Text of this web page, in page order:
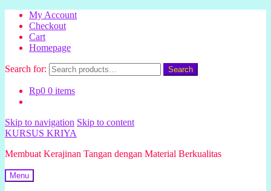
My Account
Checkout
Cart
Homepage
Search for: Search
Rp0 0 items
Skip to navigation Skip to content
KURSUS KRIYA
Membuat Kerajinan Tangan dengan Material Berkualitas
Menu